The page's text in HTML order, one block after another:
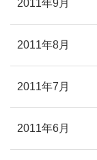
2011年9月
2011年8月
2011年7月
2011年6月